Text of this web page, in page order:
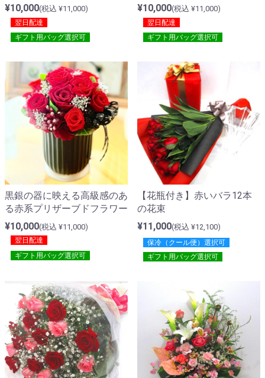
¥10,000(税込 ¥11,000)
翌日配達
ギフト用バッグ選択可
¥10,000(税込 ¥11,000)
翌日配達
ギフト用バッグ選択可
黒銀の器に映える高級感のあ
る赤系プリザーブドフラワー
¥10,000(税込 ¥11,000)
翌日配達
ギフト用バッグ選択可
【花瓶付き】赤いバラ12本
の花束
¥11,000(税込 ¥12,100)
保冷（クール便）選択可
ギフト用バッグ選択可